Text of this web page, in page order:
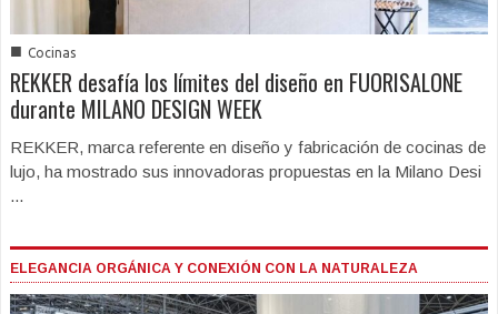
■ Cocinas
REKKER desafía los límites del diseño en FUORISALONE
durante MILANO DESIGN WEEK
REKKER, marca referente en diseño y fabricación de cocinas de
lujo, ha mostrado sus innovadoras propuestas en la Milano Desi
...
ELEGANCIA ORGÁNICA Y CONEXIÓN CON LA NATURALEZA